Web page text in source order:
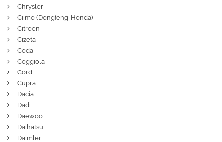
Chrysler
Ciimo (Dongfeng-Honda)
Citroen
Cizeta
Coda
Coggiola
Cord
Cupra
Dacia
Dadi
Daewoo
Daihatsu
Daimler